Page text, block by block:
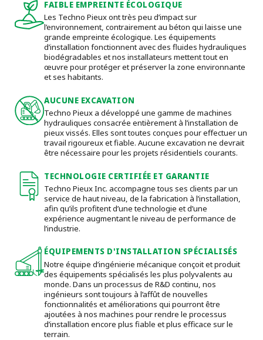
FAIBLE EMPREINTE ÉCOLOGIQUE
Les Techno Pieux ont très peu d’impact sur
l’environnement, contrairement au béton qui laisse une
grande empreinte écologique. Les équipements
d’installation fonctionnent avec des fluides hydrauliques
biodégradables et nos installateurs mettent tout en
œuvre pour protéger et préserver la zone environnante
et ses habitants.
AUCUNE EXCAVATION
Techno Pieux a développé une gamme de machines
hydrauliques consacrée entièrement à l’installation de
pieux vissés. Elles sont toutes conçues pour effectuer un
travail rigoureux et fiable. Aucune excavation ne devrait
être nécessaire pour les projets résidentiels courants.
TECHNOLOGIE CERTIFIÉE ET GARANTIE
Techno Pieux Inc. accompagne tous ses clients par un
service de haut niveau, de la fabrication à l’installation,
afin qu’ils profitent d’une technologie et d’une
expérience augmentant le niveau de performance de
l’industrie.
ÉQUIPEMENTS D'INSTALLATION SPÉCIALISÉS
Notre équipe d’ingénierie mécanique conçoit et produit
des équipements spécialisés les plus polyvalents au
monde. Dans un processus de R&D continu, nos
ingénieurs sont toujours à l’affût de nouvelles
fonctionnalités et améliorations qui pourront être
ajoutées à nos machines pour rendre le processus
d’installation encore plus fiable et plus efficace sur le
terrain.